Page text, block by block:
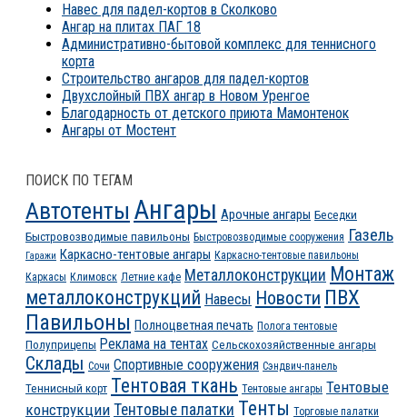
Навес для падел-кортов в Сколково
Ангар на плитах ПАГ 18
Административно-бытовой комплекс для теннисного
корта
Строительство ангаров для падел-кортов
Двухслойный ПВХ ангар в Новом Уренгое
Благодарность от детского приюта Мамонтенок
Ангары от Мостент
ПОИСК ПО ТЕГАМ
Автотенты Ангары Арочные ангары Беседки
Быстровозводимые павильоны Быстровозводимые сооружения Газель
Гаражи Каркасно-тентовые ангары Каркасно-тентовые павильоны
Каркасы Климовск Летние кафе Металлоконструкции Монтаж
металлоконструкций Навесы Новости ПВХ
Павильоны Полноцветная печать Полога тентовые
Полуприцепы Реклама на тентах Сельскохозяйственные ангары
Склады Сочи Спортивные сооружения Сэндвич-панель
Теннисный корт Тентовая ткань Тентовые ангары Тентовые
конструкции Тентовые палатки Тенты Торговые палатки